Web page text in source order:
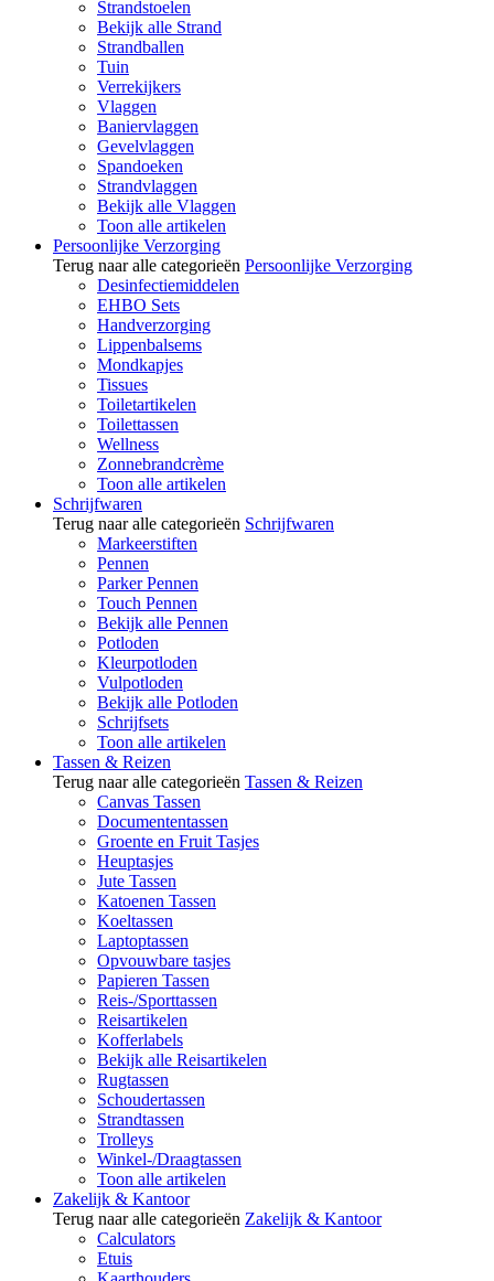
Strandstoelen
Bekijk alle Strand
Strandballen
Tuin
Verrekijkers
Vlaggen
Baniervlaggen
Gevelvlaggen
Spandoeken
Strandvlaggen
Bekijk alle Vlaggen
Toon alle artikelen
Persoonlijke Verzorging
Terug naar alle categorieën Persoonlijke Verzorging
Desinfectiemiddelen
EHBO Sets
Handverzorging
Lippenbalsems
Mondkapjes
Tissues
Toiletartikelen
Toilettassen
Wellness
Zonnebrandcrème
Toon alle artikelen
Schrijfwaren
Terug naar alle categorieën Schrijfwaren
Markeerstiften
Pennen
Parker Pennen
Touch Pennen
Bekijk alle Pennen
Potloden
Kleurpotloden
Vulpotloden
Bekijk alle Potloden
Schrijfsets
Toon alle artikelen
Tassen & Reizen
Terug naar alle categorieën Tassen & Reizen
Canvas Tassen
Documententassen
Groente en Fruit Tasjes
Heuptasjes
Jute Tassen
Katoenen Tassen
Koeltassen
Laptoptassen
Opvouwbare tasjes
Papieren Tassen
Reis-/Sporttassen
Reisartikelen
Kofferlabels
Bekijk alle Reisartikelen
Rugtassen
Schoudertassen
Strandtassen
Trolleys
Winkel-/Draagtassen
Toon alle artikelen
Zakelijk & Kantoor
Terug naar alle categorieën Zakelijk & Kantoor
Calculators
Etuis